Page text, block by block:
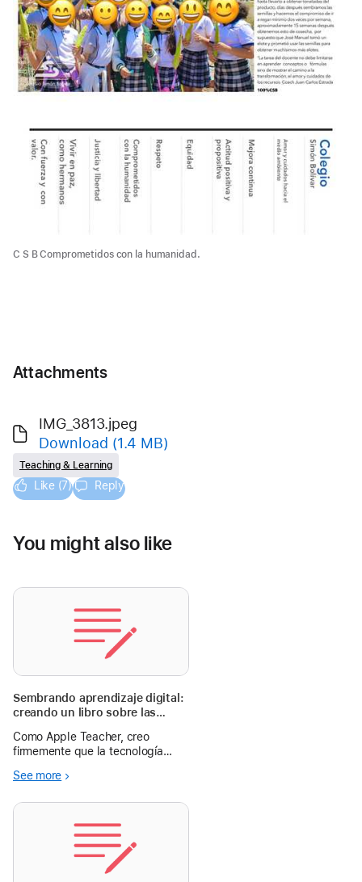
C S B Comprometidos con la humanidad.
Attachments
IMG_3813.jpeg
Download (1.4 MB)
Teaching & Learning
Like (7) Reply
You might also like
Sembrando aprendizaje digital:
creando un libro sobre las
preescolar
Como Apple Teacher, creo
firmemente que la tecnología
experiencias cotidianas en
aprendizaje. En el Colegio Simón
Bolívar, buscamos que nuestros
alumnos explo
See more